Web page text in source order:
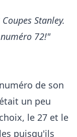
Stanley.
72!"
de son
un peu
le 27 et le
puisqu'ils